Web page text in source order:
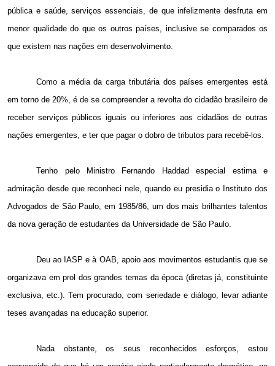
pública e saúde, serviços essenciais, de que infelizmente desfruta em
menor qualidade do que os outros países, inclusive se comparados os
que existem nas nações em desenvolvimento.
Como a média da carga tributária dos países emergentes está
em torno de 20%, é de se compreender a revolta do cidadão brasileiro de
receber serviços públicos iguais ou inferiores aos cidadãos de outras
nações emergentes, e ter que pagar o dobro de tributos para recebê-los.
Tenho pelo Ministro Fernando Haddad especial estima e
admiração desde que reconheci nele, quando eu presidia o Instituto dos
Advogados de São Paulo, em 1985/86, um dos mais brilhantes talentos
da nova geração de estudantes da Universidade de São Paulo.
Deu ao IASP e à OAB, apoio aos movimentos estudantis que se
organizava em prol dos grandes temas da época (diretas já, constituinte
exclusiva, etc.). Tem procurado, com seriedade e diálogo, levar adiante
teses avançadas na educação superior.
Nada obstante, os seus reconhecidos esforços, estou